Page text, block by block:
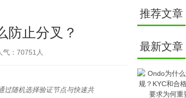
防止分叉？
气： 70751 人
过随机选择验证节点与快速共
推荐文章
最新文章